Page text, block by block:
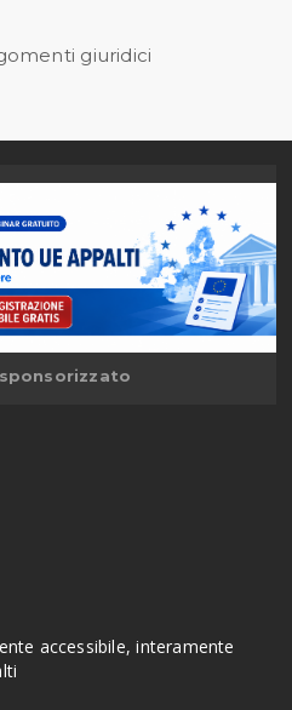
giuridici
accessibile, interamente